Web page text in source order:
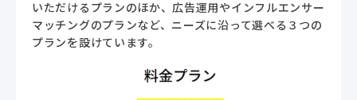
いただけるプランのほか、広告運用やインフルエンサー
マッチングのプランなど、ニーズに沿って選べる３つの
プランを設けています。